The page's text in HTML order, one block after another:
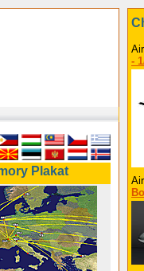
Plakat
-